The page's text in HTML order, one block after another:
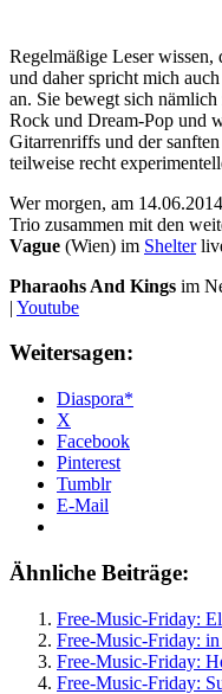
Regelmäßige Leser wissen,
und daher spricht mich
an. Sie bewegt sich
Rock und Dream-Pop und
Gitarrenriffs und der
teilweise recht
Wer morgen, am
Trio zusammen mit den
Vague (Wien) im Shelter
Pharaohs And Kings im
| Youtube
Weitersagen:
Diaspora*
X
Facebook
Pinterest
Tumblr
E-Mail
Ähnliche Beiträge:
Free-Music-Friday:
Free-Music-Friday:
Free-Music-Friday:
Free-Music-Friday: